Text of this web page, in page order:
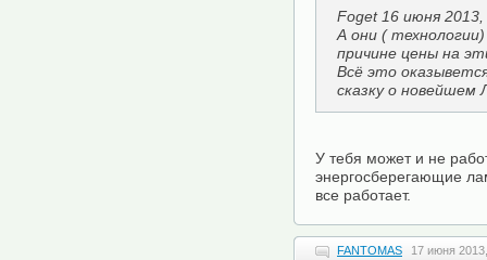
Foget 16 июня
А они (
причине цены на
Всё это
сказку о новейшем
У тебя может и не
энергосберегающие
все работает.
FANTOMAS 17 июня